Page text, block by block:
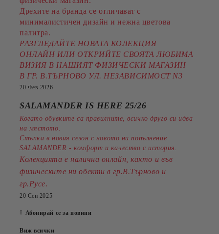
Дрехите на бранда се отличават с
минималистичен дизайн и нежна цветова
палитра.
РАЗГЛЕДАЙТЕ НОВАТА КОЛЕКЦИЯ
ОНЛАЙН ИЛИ ОТКРИЙТЕ СВОЯТА ЛЮБИМА
ВИЗИЯ В НАШИЯТ ФИЗИЧЕСКИ МАГАЗИН
В ГР. В.ТЪРНОВО УЛ. НЕЗАВИСИМОСТ N3
20 Фев 2026
SALAMANDER IS HERE 25/26
Когато обувките са правилните, всичко друго си идва
на мястото.
Стъпка в новия сезон с новото ни попълнение
SALAMANDER - комфорт и качество с история.
Колекцията е налична онлайн, както и във
физическите ни обекти в гр.В.Търново и
гр.Русе.
20 Сеп 2025
Абонирай се за новини
Виж всички